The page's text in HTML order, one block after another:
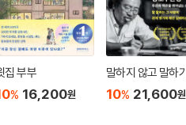
집 부부
% 16,200원
말하지 않고 말하기
10% 21,600원